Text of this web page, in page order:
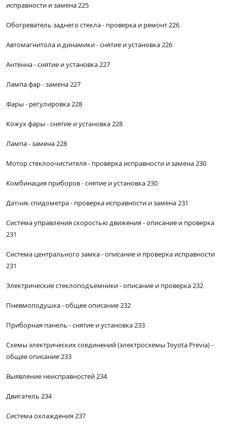
исправности и замена 225
Обогреватель заднего стекла - проверка и ремонт 226
Автомагнитола и динамики - снятие и установка 226
Антенна - снятие и установка 227
Лампа фар - замена 227
Фары - регулировка 228
Кожух фары - снятие и установка 228
Лампа - замена 228
Мотор стеклоочистителя - проверка исправности и замена 230
Комбинация приборов - снятие и установка 230
Датчик спидометра - проверка исправности и замена 231
Система управления скоростью движения - описание и проверка
231
Система центрального замка - описание и проверка исправности
231
Электрические стеклоподъемники - описание и проверка 232
Пневмоподушка - общее описание 232
Приборная панель - снятие и установка 233
Схемы электрических соединений (электросхемы Toyota Previa) -
общее описание 233
Выявление неисправностей 234
Двигатель 234
Система охлаждения 237